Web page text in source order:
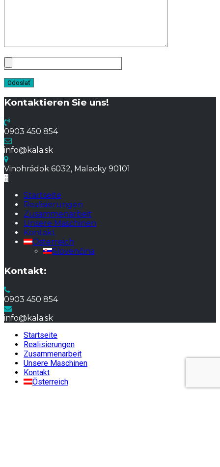
Kontaktieren Sie uns!
0903 450 854
info@kala.sk
Vinohrádok 6032, Malacky 90101
Startseite
Realisierungen
Zusammenarbeit
Unsere Maschinen
Kontakt
Österreich
Slovenčina
Kontakt:
0903 450 854
info@kala.sk
Startseite
Realisierungen
Zusammenarbeit
Unsere Maschinen
Kontakt
Österreich